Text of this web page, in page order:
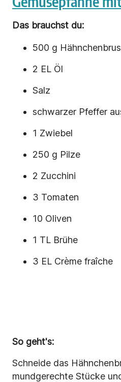
Das brauchst du:
500 g
2 EL Öl
Salz
schwarzer Pfeffer
1 Zwiebel
250 g Pilze
2 Zucchini
3 Tomaten
10 Oliven
1 TL Brühe
3 EL Crème fraîche
So geht's:
Schneide das
mundgerechte Stücke